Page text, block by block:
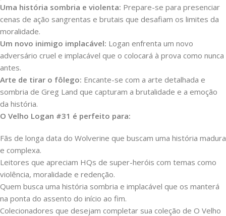
Uma história sombria e violenta: Prepare-se para presenciar
cenas de ação sangrentas e brutais que desafiam os limites da
moralidade.
Um novo inimigo implacável: Logan enfrenta um novo
adversário cruel e implacável que o colocará à prova como nunca
antes.
Arte de tirar o fôlego: Encante-se com a arte detalhada e
sombria de Greg Land que capturam a brutalidade e a emoção
da história.
O Velho Logan #31 é perfeito para:
Fãs de longa data do Wolverine que buscam uma história madura
e complexa.
Leitores que apreciam HQs de super-heróis com temas como
violência, moralidade e redenção.
Quem busca uma história sombria e implacável que os manterá
na ponta do assento do início ao fim.
Colecionadores que desejam completar sua coleção de O Velho